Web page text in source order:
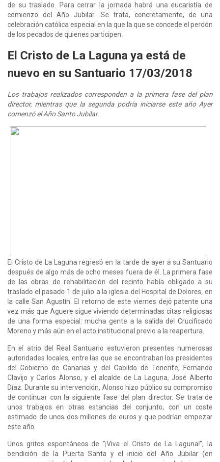
de su traslado. Para cerrar la jornada habrá una eucaristía de
comienzo del Año Jubilar. Se trata, concretamente, de una
celebración católica especial en la que la que se concede el perdón
de los pecados de quienes participen.
El Cristo de La Laguna ya está de
nuevo en su Santuario 17/03/2018
Los trabajos realizados corresponden a la primera fase del plan
director, mientras que la segunda podría iniciarse este año Ayer
comenzó el Año Santo Jubilar.
El Cristo de La Laguna regresó en la tarde de ayer a su Santuario
después de algo más de ocho meses fuera de él. La primera fase
de las obras de rehabilitación del recinto había obligado a su
traslado el pasado 1 de julio a la iglesia del Hospital de Dolores, en
la calle San Agustín. El retorno de este viernes dejó patente una
vez más que Aguere sigue viviendo determinadas citas religiosas
de una forma especial: mucha gente a la salida del Crucificado
Moreno y más aún en el acto institucional previo a la reapertura.
En el atrio del Real Santuario estuvieron presentes numerosas
autoridades locales, entre las que se encontraban los presidentes
del Gobierno de Canarias y del Cabildo de Tenerife, Fernando
Clavijo y Carlos Alonso, y el alcalde de La Laguna, José Alberto
Díaz. Durante su intervención, Alonso hizo público su compromiso
de continuar con la siguiente fase del plan director. Se trata de
unos trabajos en otras estancias del conjunto, con un coste
estimado de unos dos millones de euros y que podrían empezar
este año.
Unos gritos espontáneos de "¡Viva el Cristo de La Laguna!", la
bendición de la Puerta Santa y el inicio del Año Jubilar (en